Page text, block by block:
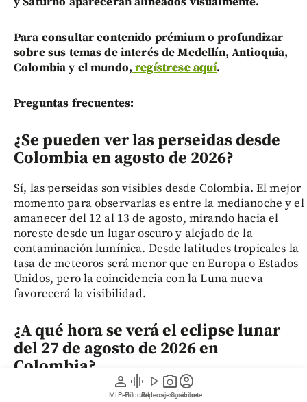
person
Mi Perfil
graphic_eq
Pódcast
play_arrow
Videos
photo_camera
Reportajes gráficos
account_circle
Suscríbete
Para consultar contenido prémium o profundizar
sobre sus temas de interés de Medellín, Antioquia,
Colombia y el mundo, regístrese aquí.
Preguntas frecuentes:
¿Se pueden ver las perseidas desde
Colombia en agosto de 2026?
Sí, las perseidas son visibles desde Colombia. El mejor
momento para observarlas es entre la medianoche y el
amanecer del 12 al 13 de agosto, mirando hacia el
noreste desde un lugar oscuro y alejado de la
contaminación lumínica. Desde latitudes tropicales la
tasa de meteoros será menor que en Europa o Estados
Unidos, pero la coincidencia con la Luna nueva
favorecerá la visibilidad.
¿A qué hora se verá el eclipse lunar
del 27 de agosto de 2026 en
Colombia?
En Colombia, la fase penumbral del eclipse comenzará